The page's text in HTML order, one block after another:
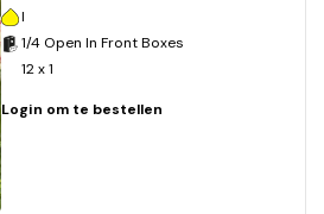
I
1/4 Open In Front Boxes
12 x 1
Login om te bestellen